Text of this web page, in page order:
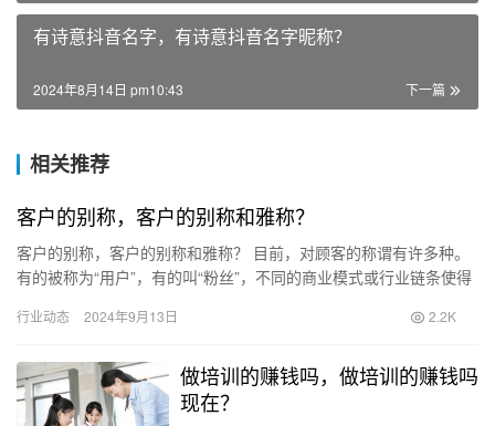
有诗意抖音名字，有诗意抖音名字昵称？
下一篇
2024年8月14日 pm10:43
相关推荐
客户的别称，客户的别称和雅称？
客户的别称，客户的别称和雅称？ 目前，对顾客的称谓有许多种。
有的被称为“用户”，有的叫“粉丝”，不同的商业模式或行业链条使得
行业动态 2024年9月13日 2.2K
做培训的赚钱吗，做培训的赚钱吗
现在？